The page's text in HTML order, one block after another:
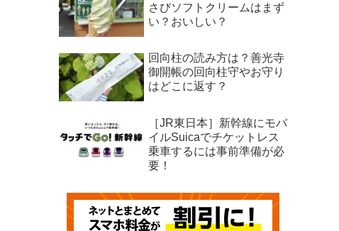
さびソフトクリームはまず
い？おいしい？
回向柱の読み方は？善光寺
御開帳の回向柱守やお守り
はどこに返す？
［JR東日本］新幹線にモバ
イルSuicaでチケットレス
乗車するには事前準備が必
要！